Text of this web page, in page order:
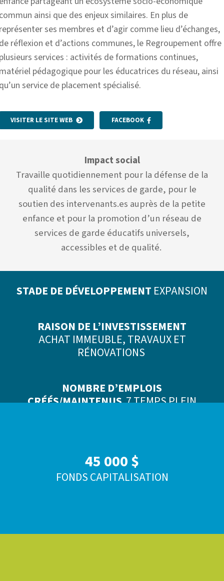
ainsi que des enjeux similaires. En plus de
ses membres et d’agir comme lieu d’échanges,
réflexion et d’actions communes, le Regroupement offre
services : activités de formations continues,
pédagogique pour les éducatrices du réseau, ainsi
service de placement spécialisé.
VISITER LE SITE WEB FACEBOOK
Impact social
Travaille quotidiennement pour la défense de la
qualité dans les services de garde, pour le
soutien des intervenants.es auprès de la petite
enfance et pour la promotion d’un réseau de
services de garde éducatifs universels,
accessibles et de qualité.
STADE DE DÉVELOPPEMENT EXPANSION
RAISON DE L’INVESTISSEMENT
ACHAT IMMEUBLE, TRAVAUX ET
RÉNOVATIONS
NOMBRE D’EMPLOIS
CRÉÉS/MAINTENUS7 TEMPS PLEIN
45 000 $
FONDS CAPITALISATION